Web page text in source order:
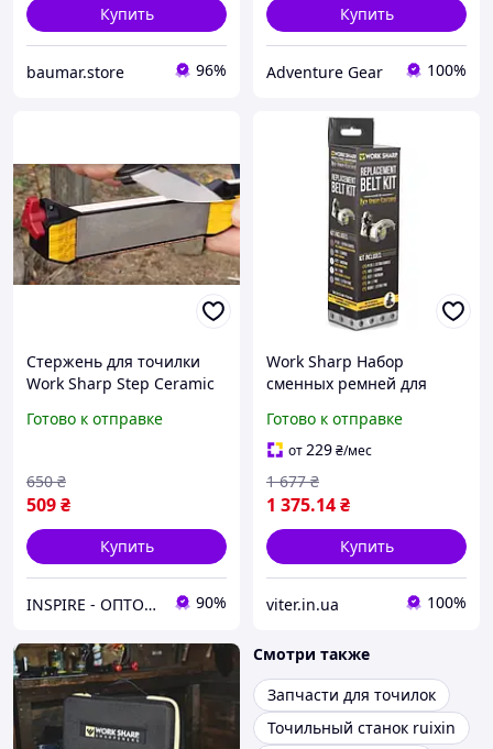
Купить
baumar.store 96%
Купить
Adventure Gear 100%
Стержень для точилки
Work Sharp Step Ceramic
керамический, для
Готово к отправке
509₴
650 ₴
Купить
INSPIRE - ОПТОВІ ПРОДАЖІ ТА БЕЗГОТІВКА ДЛЯ БІЗНЕСУ 90%
Work Sharp Набор
сменных ремней для
Baumar - Сделай Это
Готово к отправке
от229₴/мес
1 375.14₴
1 677 ₴
Купить
viter.in.ua 100%
Смотри также
Запчасти для точилок
Точильный станок ruixin